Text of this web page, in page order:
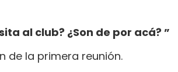
al club? ¿Son de por acá? ”
de la primera reunión.